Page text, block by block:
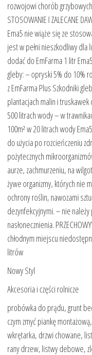
rozwojowi chorób
STOSOWANIE I ZALECANE
Ema5 nie wiąże się ze
jest w pełni nieszkodliwy dla
dodać do EmFarma 1 litr
gleby: – opryski 5% do 10%
z EmFarma Plus Szkodniki
plantacjach malin i
500 litrach wody – w
100m² w 20 litrach wody
do użycia po rozcieńczeniu
pożytecznych
aurze, zachmurzeniu, na
żywe organizmy, których nie
ochrony roślin, nawozami
dezynfekcyjnymi. – nie
nasłonecznienia.
chłodnym miejscu
litrów
Nowy Styl
Akcesoria i części rolnicze
probówka do prądu, grunt
czym zmyć piankę
wkrętarka, drzwi chowane,
rany drzew, listwy debowe,